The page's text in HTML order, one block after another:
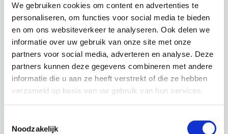
We gebruiken cookies om content en advertenties te
personaliseren, om functies voor social media te bieden
en om ons websiteverkeer te analyseren. Ook delen we
informatie over uw gebruik van onze site met onze
partners voor social media, adverteren en analyse. Deze
partners kunnen deze gegevens combineren met andere
informatie die u aan ze heeft verstrekt of die ze hebben
verzameld op basis van uw gebruik van hun services.
Noodzakelijk
Autoofy mag de abonnementsprijzen jaarlijks
aanpassen. Tariefwijzigingen worden minimaal
30 dagen voor de ingangsdatum aan de Dealer
gecommuniceerd. Indien de Dealer niet
akkoord is met een aangekondigde verhoging,
mag hij het abonnement vóór de
ingangsdatum van de nieuwe prijs schriftelijk
opzegtermijn.